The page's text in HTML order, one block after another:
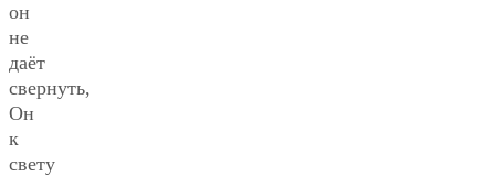
он
не
даёт
свернуть,
Он
к
свету